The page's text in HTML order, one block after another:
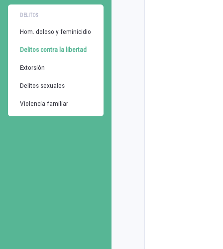
DELITOS
Hom. doloso y feminicidio
Delitos contra la libertad
Extorsión
Delitos sexuales
Violencia familiar